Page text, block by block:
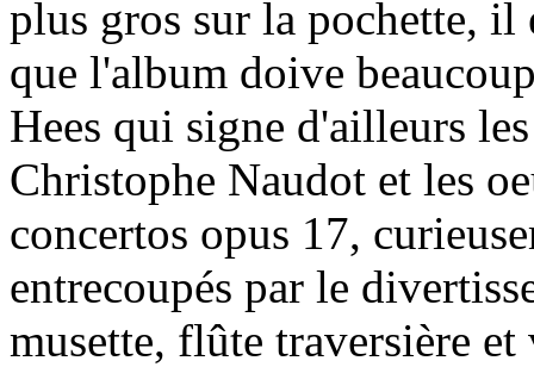
plus gros sur la pochette,
que l'album doive
Hees qui signe d'ailleurs
Christophe Naudot et les
concertos opus 17,
entrecoupés par le
musette, flûte traversière